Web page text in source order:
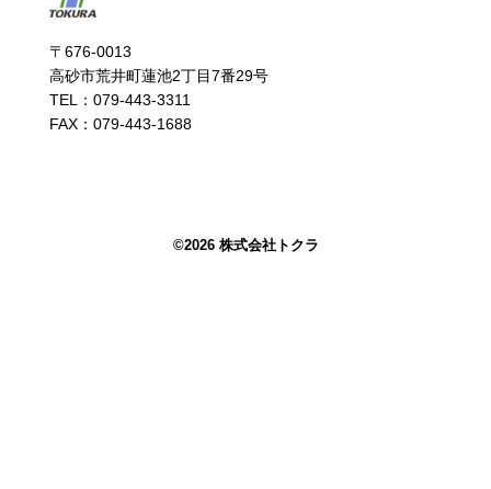
〒676-0013
高砂市荒井町蓮池2丁目7番29号
TEL：079-443-3311
FAX：079-443-1688
©2026 株式会社トクラ